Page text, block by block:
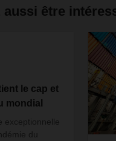
aussi être
le cap et
mondial
exceptionnelle
du